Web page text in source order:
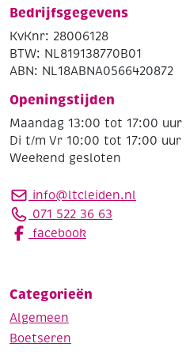
Bedrijfsgegevens
KvKnr: 28006128
BTW: NL819138770B01
ABN: NL18ABNA0566420872
Openingstijden
Maandag 13:00 tot 17:00 uur
Di t/m Vr 10:00 tot 17:00 uur
Weekend gesloten
info@ltcleiden.nl
071 522 36 63
facebook
Categorieën
Algemeen
Boetseren